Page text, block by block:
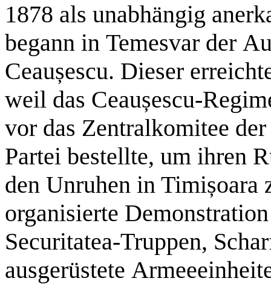
1878 als unabhängig
begann in Temesvar der
Ceaușescu. Dieser
weil das Ceaușescu-
vor das Zentralkomitee
Partei bestellte, um ihren
den Unruhen in Timișoara
organisierte
Securitatea-Truppen,
ausgerüstete